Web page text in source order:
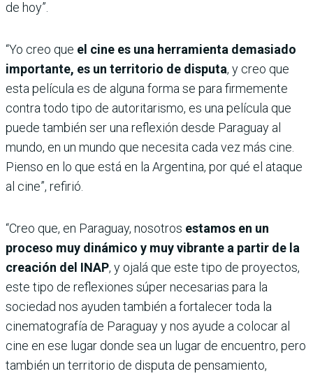
de hoy”.
“Yo creo que el cine es una herramienta demasiado
importante, es un territorio de disputa, y creo que
esta película es de alguna forma se para firmemente
contra todo tipo de autoritarismo, es una película que
puede también ser una reflexión desde Paraguay al
mundo, en un mundo que necesita cada vez más cine.
Pienso en lo que está en la Argentina, por qué el ataque
al cine”, refirió.
“Creo que, en Paraguay, nosotros estamos en un
proceso muy dinámico y muy vibrante a partir de la
creación del INAP, y ojalá que este tipo de proyectos,
este tipo de reflexiones súper necesarias para la
sociedad nos ayuden también a fortalecer toda la
cinematografía de Paraguay y nos ayude a colocar al
cine en ese lugar donde sea un lugar de encuentro, pero
también un territorio de disputa de pensamiento,